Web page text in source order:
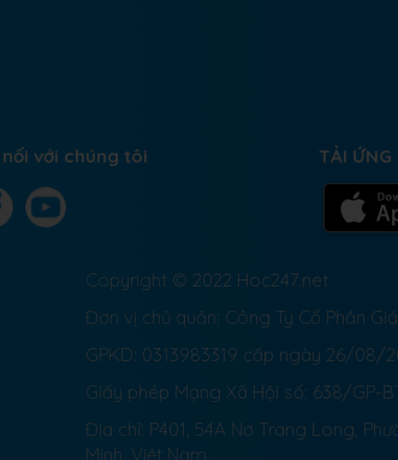
với chúng tôi TẢI ỨNG
Copyright © 2022 Hoc247.net
Đơn vị chủ quản: Công Ty Cổ Phần
GPKD: 0313983319 cấp ngày 26/08/
Giấy phép Mạng Xã Hội số: 638/GP-
Địa chỉ: P401, 54A Nơ Trang Long,
Minh, Việt Nam.